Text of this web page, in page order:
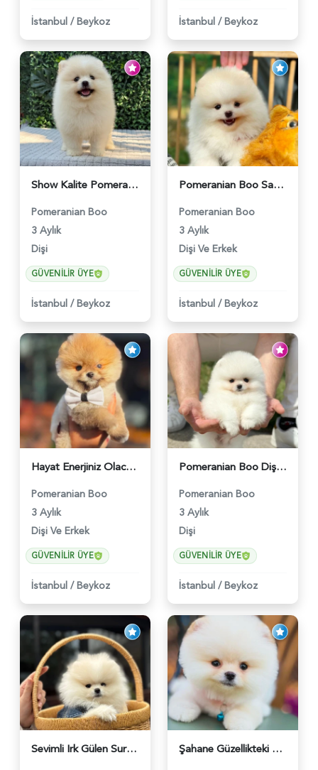
İstanbul / Beykoz İstanbul / Beykoz
Show Kalite Pomeranian Boo Yavrusu | Teddy Face | Sağlık Garantili - 6175
Pomeranian Boo
3 Aylık
Dişi
GÜVENILIR ÜYE
İstanbul / Beykoz
Pomeranian Boo Safkan Yavrularımız - 6031
Pomeranian Boo
3 Aylık
Dişi Ve Erkek
GÜVENILIR ÜYE
İstanbul / Beykoz
Hayat Enerjiniz Olacak Pomeranian Boo Bebekler - 6033
Pomeranian Boo
3 Aylık
Dişi Ve Erkek
GÜVENILIR ÜYE
İstanbul / Beykoz
Pomeranian Boo Dişi 3 Aylık Safkan Güzelliğimiz - 6026
Pomeranian Boo
3 Aylık
Dişi
GÜVENILIR ÜYE
İstanbul / Beykoz
Sevimli Irk Gülen Surat Pomeranian Boo - 6038 Şahane Güzellikteki Pomeranian Boo Bebekler - 6028